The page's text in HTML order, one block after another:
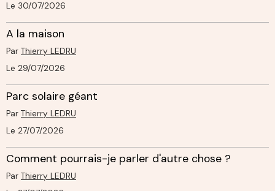
Le 30/07/2026
A la maison
Par Thierry LEDRU
Le 29/07/2026
Parc solaire géant
Par Thierry LEDRU
Le 27/07/2026
Comment pourrais-je parler d'autre chose ?
Par Thierry LEDRU